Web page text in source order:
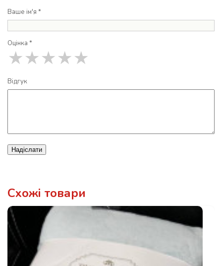
Ваше ім'я *
Оцінка *
★
★
★
★
★
Відгук
Надіслати
Схожі товари